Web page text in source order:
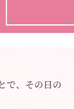
で、その日の